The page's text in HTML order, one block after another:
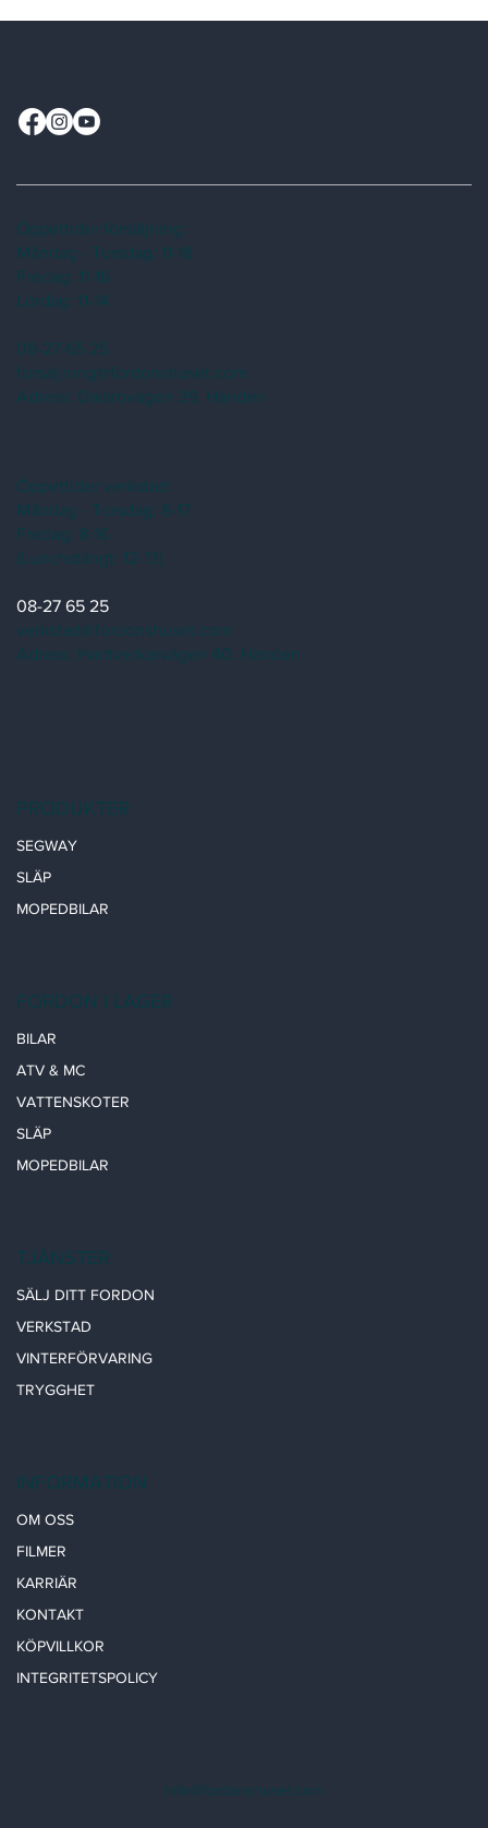
PRODUKTER
SEGWAY
SLÄP
MOPEDBILAR
FORDON I LAGER
BILAR
ATV & MC
VATTENSKOTER
SLÄP
MOPEDBILAR
TJÄNSTER
SÄLJ DITT FORDON
VERKSTAD
VINTERFÖRVARING
TRYGGHET
INFORMATION
OM OSS
FILMER
KARRIÄR
KONTAKT
KÖPVILLKOR
INTEGRITETSPOLICY
Öppettider försäljning:
Måndag - Torsdag: 11-18
Fredag: 11-16
Lördag: 11-14
08-27 65 25
forsaljning@fordonshuset.com
Adress: Dalarövägen 39, Handen
Öppettider verkstad:
Måndag - Torsdag: 8-17
Fredag: 8-16
(Lunchstängt: 12-13)
08-27 65 25
verkstad@fordonshuset.com
Adress: Hantverkarvägen 40, Handen
info@fordonshuset.com